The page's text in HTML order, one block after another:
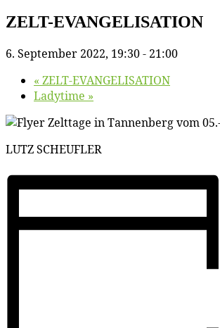
ZELT-EVANGELISATION
6. September 2022, 19:30- 21:00
« ZELT-EVANGELISATION
La­dy­ti­me »
LUTZ SCHEUFLER